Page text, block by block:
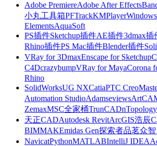
Adobe PremiereAdobe After Effects
小丸工具箱PFTrackKMPlayer
ElementsAquaSoft
PS插件Sketchup插件AE插件3dmax插
Rhino插件PS Mac插件Blender插件
VRay for 3DmaxEnscape for Sketchup
C4DcrazybumpVRay for MayaCorona
Rhino
SolidWorksUG NXCatiaPTC Creo
Automation StudioAdamseviews
ZemaxMSC全家桶TrunCADnTopology
天正CADAutodesk RevitArcGIS浩辰
BIMMAKEmidas Gen探索者品茗众
NavicatPythonMATLABIntelliJ IDEA